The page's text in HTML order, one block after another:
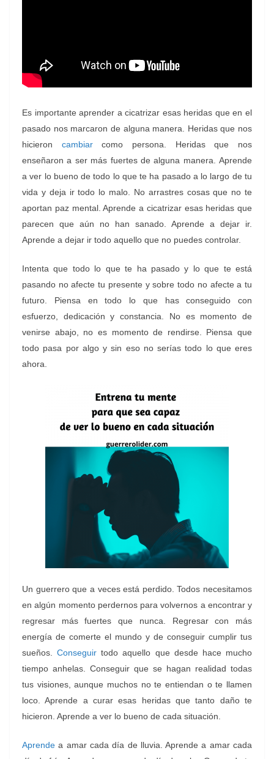
Es importante aprender a cicatrizar esas heridas que en el
pasado nos marcaron de alguna manera. Heridas que nos
hicieron cambiarcomo persona. Heridas que nos
enseñaron a ser más fuertes de alguna manera. Aprende
a ver lo bueno de todo lo que te ha pasado a lo largo de tu
vida y deja ir todo lo malo. No arrastres cosas que no te
aportan paz mental. Aprende a cicatrizar esas heridas que
parecen que aún no han sanado. Aprende a dejar ir.
Aprende a dejar ir todo aquello que no puedes controlar.
Intenta que todo lo que te ha pasado y lo que te está
pasando no afecte tu presente y sobre todo no afecte a tu
futuro. Piensa en todo lo que has conseguido con
esfuerzo, dedicación y constancia. No es momento de
venirse abajo, no es momento de rendirse. Piensa que
todo pasa por algo y sin eso no serías todo lo que eres
ahora.
Un guerrero que a veces está perdido. Todos necesitamos
en algún momento perdernos para volvernos a encontrar y
regresar más fuertes que nunca. Regresar con más
energía de comerte el mundo y de conseguir cumplir tus
sueños.Conseguir todo aquello que desde hace mucho
tiempo anhelas. Conseguir que se hagan realidad todas
tus visiones, aunque muchos no te entiendan o te llamen
loco. Aprende a curar esas heridas que tanto daño te
hicieron. Aprende a ver lo bueno de cada situación.
Aprende a amar cada día de lluvia. Aprende a amar cada